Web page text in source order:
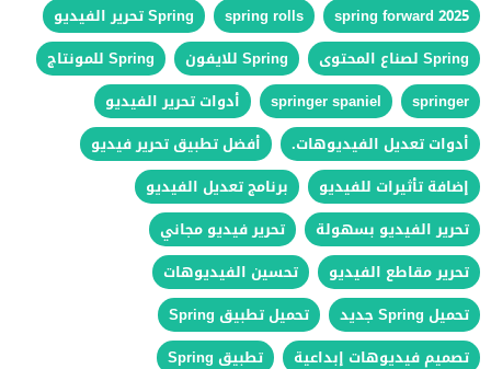
spring forward 2025
spring rolls
Spring تحرير الفيديو
Spring لصناع المحتوى
Spring للايفون
Spring للمونتاج
springer
springer spaniel
أدوات تحرير الفيديو
أدوات تعديل الفيديوهات.
أفضل تطبيق تحرير فيديو
إضافة تأثيرات للفيديو
برنامج تعديل الفيديو
تحرير الفيديو بسهولة
تحرير فيديو مجاني
تحرير مقاطع الفيديو
تحسين الفيديوهات
تحميل Spring جديد
تحميل تطبيق Spring
تصميم فيديوهات إبداعية
تطبيق Spring